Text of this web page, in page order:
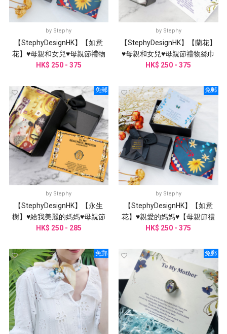
by Stephy
【StephyDesignHK】【如意
花】♥母親和女兒♥母親節禮物
絲巾禮盒
HK$ 250 - 375
by Stephy
【StephyDesignHK】【蘭花】
♥母親和女兒♥母親節禮物絲巾
禮盒
HK$ 250 - 375
免郵
by Stephy
【StephyDesignHK】【永生
樹】♥給我美麗的媽媽♥母親節
禮物絲巾禮盒
HK$ 250 - 285
免郵
by Stephy
【StephyDesignHK】【如意
花】♥親愛的媽媽♥【母親節禮
物】絲巾禮盒
HK$ 250 - 375
免郵 免郵